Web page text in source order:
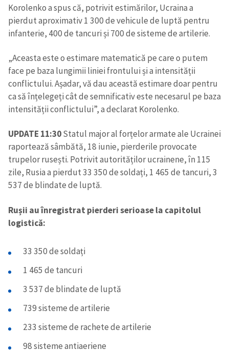
Korolenko a spus că, potrivit estimărilor, Ucraina a
pierdut aproximativ 1 300 de vehicule de luptă pentru
infanterie, 400 de tancuri și 700 de sisteme de artilerie.
„Aceasta este o estimare matematică pe care o putem
face pe baza lungimii liniei frontului și a intensității
conflictului. Așadar, vă dau această estimare doar pentru
ca să înțelegeți cât de semnificativ este necesarul pe baza
intensității conflictului”, a declarat Korolenko.
UPDATE 11:30Statul major al forțelor armate ale Ucrainei
raportează sâmbătă, 18 iunie, pierderile provocate
trupelor rusești. Potrivit autorităților ucrainene, în 115
zile, Rusia a pierdut 33 350 de soldați, 1 465 de tancuri, 3
537 de blindate de luptă.
Rușii au înregistrat pierderi serioase la capitolul
logistică:
33 350 de soldați
1 465 de tancuri
3 537 de blindate de luptă
739 sisteme de artilerie
233 sisteme de rachete de artilerie
98 sisteme antiaeriene